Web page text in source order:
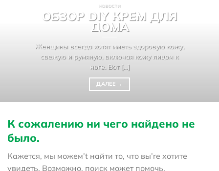
НОВОСТИ
ОБЗОР DIY КРЕМ ДЛЯ
ДОМА
Женщины всегда хотят иметь здоровую кожу,
свежую и румяную, включая кожу лицом к
ноге. Вот [...]
ДАЛЕЕ →
К сожалению ни чего найдено не
было.
Кажется, мы можем’t найти то, что вы’re хотите
увидеть. Возможно, поиск может помочь.